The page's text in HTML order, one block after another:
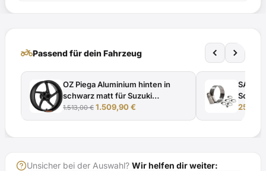
Menge
two_wheelerPassend für dein Fahrzeug
OZ Piega Aluminium hinten in
schwarz matt für Suzuki
GSXR1000 (ohne ABS), WVBL,
1.513,00€ Ursprünglicher
1.509,90€ 25,74
Unsicher bei der Auswahl? Wir helfen dir weiter: